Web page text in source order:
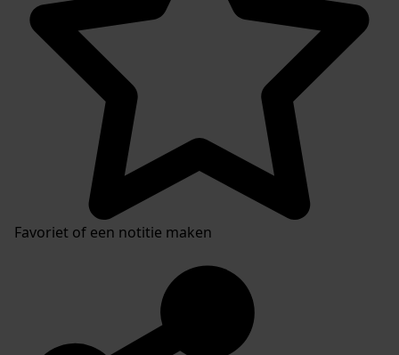
Favoriet of een notitie maken